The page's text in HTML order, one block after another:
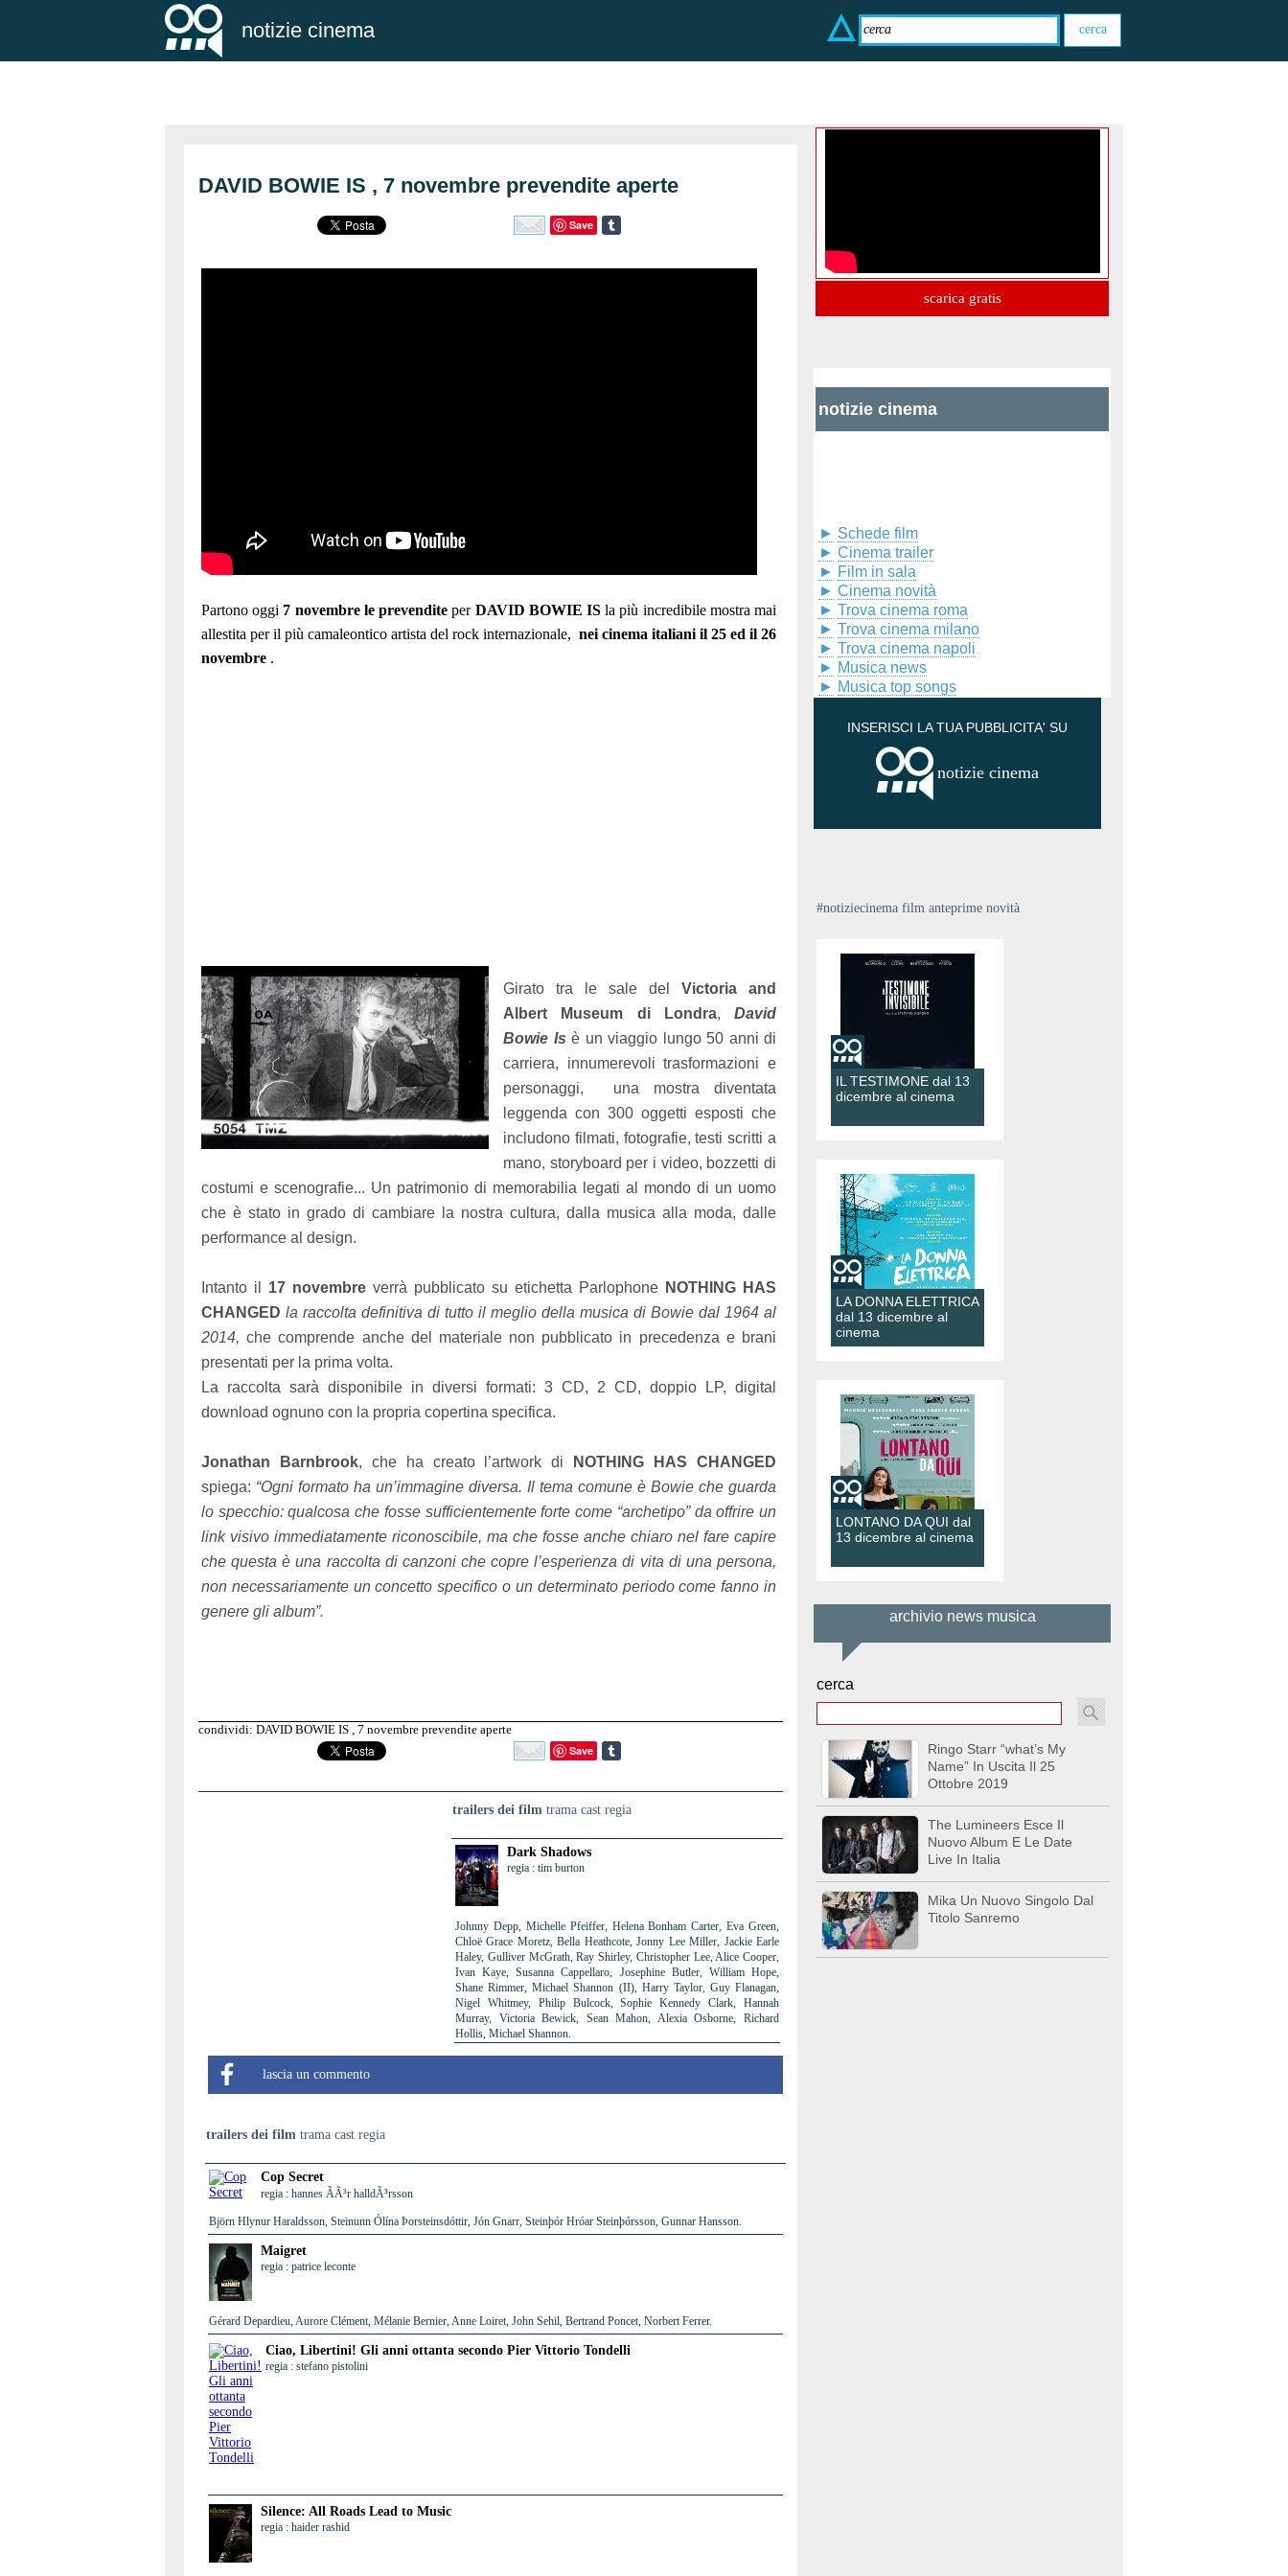
notizie cinema
DAVID BOWIE IS , 7 novembre prevendite aperte
Save
Partono oggi 7 novembre le prevendite per DAVID BOWIE ISla più incredibile mostra mai
allestita per il più camaleontico artista del rock internazionale, nei cinema italiani il 25 ed il 26
novembre .
Girato tra le sale del Victoria and
Albert Museum di Londra, David
Bowie Is è un viaggio lungo 50 anni di
carriera, innumerevoli trasformazioni e
personaggi, una mostra diventata
leggenda con 300 oggetti esposti che
includono filmati, fotografie, testi scritti a
mano, storyboard per i video, bozzetti di
costumi e scenografie... Un patrimonio di memorabilia legati al mondo di un uomo
che è stato in grado di cambiare la nostra cultura, dalla musica alla moda, dalle
performance al design.
Intanto il 17 novembre verrà pubblicato su etichetta Parlophone NOTHING HAS
CHANGED la raccolta definitiva di tutto il meglio della musica di Bowie dal 1964 al
2014, che comprende anche del materiale non pubblicato in precedenza e brani
presentati per la prima volta.
La raccolta sarà disponibile in diversi formati: 3 CD, 2 CD, doppio LP, digital
download ognuno con la propria copertina specifica.
Jonathan Barnbrook, che ha creato l’artwork di
NOTHING HAS CHANGED
spiega: “Ogni formato ha un’immagine diversa. Il tema comune è Bowie che guarda
lo specchio: qualcosa che fosse sufficientemente forte come “archetipo” da offrire un
link visivo immediatamente riconoscibile, ma che fosse anche chiaro nel fare capire
che questa è una raccolta di canzoni che copre l’esperienza di vita di una persona,
non necessariamente un concetto specifico o un determinato periodo come fanno in
genere gli album”.
condividi: DAVID BOWIE IS , 7 novembre prevendite aperte
Save
trailers dei film trama cast regia
Dark Shadows
regia : tim burton
Johnny Depp, Michelle Pfeiffer, Helena Bonham Carter, Eva Green,
Chloë Grace Moretz, Bella Heathcote, Jonny Lee Miller, Jackie Earle
Haley, Gulliver McGrath, Ray Shirley, Christopher Lee, Alice Cooper,
Ivan Kaye, Susanna Cappellaro, Josephine Butler, William Hope,
Shane Rimmer, Michael Shannon (II), Harry Taylor, Guy Flanagan,
Nigel Whitmey, Philip Bulcock, Sophie Kennedy Clark, Hannah
Murray, Victoria Bewick, Sean Mahon, Alexia Osborne, Richard
Hollis, Michael Shannon.
lascia un commento
trailers dei film trama cast regia
Cop Secret
regia : hannes ÃÃ³r halldÃ³rsson
Björn Hlynur Haraldsson, Steinunn Ólína Þorsteinsdóttir, Jón Gnarr, Steinþór Hróar Steinþórsson, Gunnar Hansson.
Maigret
regia : patrice leconte
Gérard Depardieu, Aurore Clément, Mélanie Bernier, Anne Loiret, John Sehil, Bertrand Poncet, Norbert Ferrer.
Ciao, Libertini! Gli anni ottanta secondo Pier Vittorio Tondelli
regia : stefano pistolini
Silence: All Roads Lead to Music
regia : haider rashid
scarica gratis
notizie cinema
► Schede film
► Cinema trailer
► Film in sala
► Cinema novità
► Trova cinema roma
► Trova cinema milano
► Trova cinema napoli
► Musica news
► Musica top songs
INSERISCI LA TUA PUBBLICITA' SU
notizie cinema
#notiziecinema film anteprime novità
IL TESTIMONE dal 13
dicembre al cinema
LA DONNA ELETTRICA
dal 13 dicembre al
cinema
LONTANO DA QUI dal
13 dicembre al cinema
archivio news musica
cerca
Ringo Starr “what’s My
Name” In Uscita Il 25
Ottobre 2019
The Lumineers Esce Il
Nuovo Album E Le Date
Live In Italia
Mika Un Nuovo Singolo Dal
Titolo Sanremo